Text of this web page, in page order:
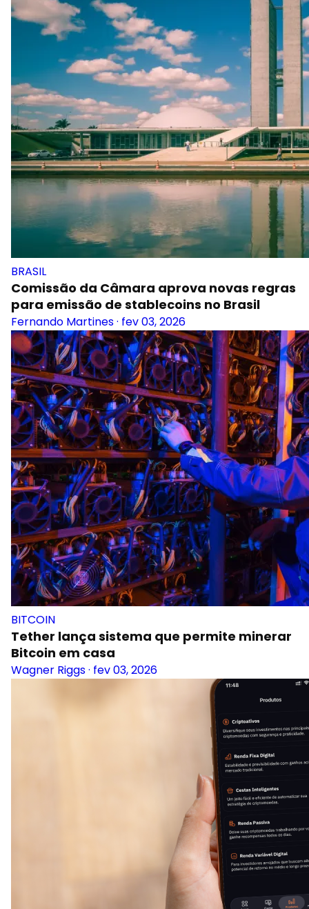
BRASIL
Comissão da Câmara aprova novas regras
para emissão de stablecoins no Brasil
Fernando Martines· fev 03, 2026
BITCOIN
Tether lança sistema que permite minerar
Bitcoin em casa
Wagner Riggs· fev 03, 2026